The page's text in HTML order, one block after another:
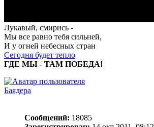
Лукавый, смирись -
Мы все равно тебя сильней,
И у огней небесных стран
Сегодня будет тепло
ГДЕ МЫ - ТАМ ПОБЕДА!
Баядера
Сообщений: 18085